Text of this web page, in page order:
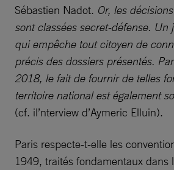
Sébastien Nadot. Or, les
sont classées secret-défense. Un
qui empêche tout citoyen de
précis des dossiers présentés.
2018, le fait de fournir de telles
territoire national est également
(cf. il’nterview d’Aymeric Elluin).
Paris respecte-t-elle les
1949, traités fondamentaux dans